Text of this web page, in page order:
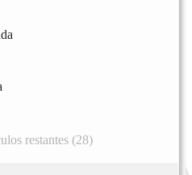
restantes (28)